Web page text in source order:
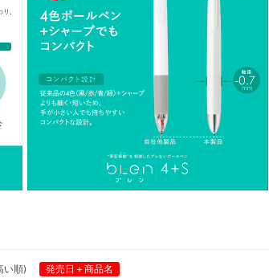
い順) 発売日＋商品名